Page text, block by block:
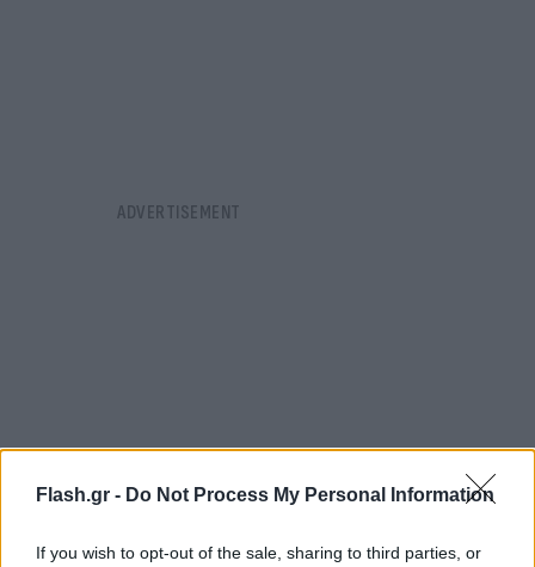
Flash.gr - Do Not Process My Personal Information
If you wish to opt-out of the sale, sharing to third parties, or